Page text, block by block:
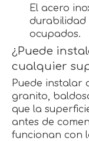
El acero
durabilidad
ocupados.
¿Puede
cualquier
Puede instalar
granito,
que la
antes de
funcionan con